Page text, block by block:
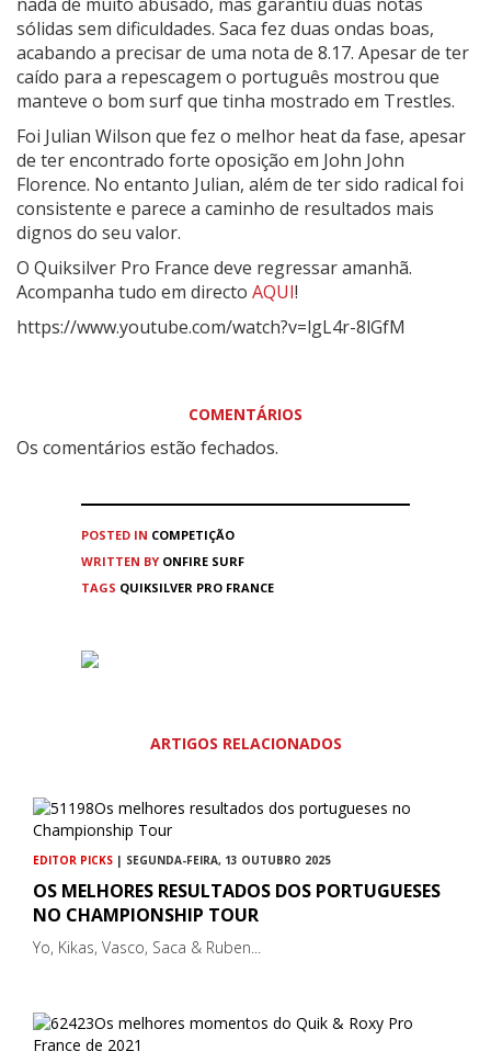
sólidas sem dificuldades. Saca fez duas ondas boas,
acabando a precisar de uma nota de 8.17. Apesar de ter
caído para a repescagem o português mostrou que
manteve o bom surf que tinha mostrado em Trestles.
Foi Julian Wilson que fez o melhor heat da fase, apesar
de ter encontrado forte oposição em John John
Florence. No entanto Julian, além de ter sido radical foi
consistente e parece a caminho de resultados mais
dignos do seu valor.
O Quiksilver Pro France deve regressar amanhã.
Acompanha tudo em directo AQUI!
https://www.youtube.com/watch?v=lgL4r-8lGfM
COMENTÁRIOS
Os comentários estão fechados.
POSTED IN COMPETIÇÃO
WRITTEN BY ONFIRE SURF
TAGS QUIKSILVER PRO FRANCE
ARTIGOS RELACIONADOS
EDITOR PICKS | SEGUNDA-FEIRA, 13 OUTUBRO 2025
OS MELHORES RESULTADOS DOS PORTUGUESES
NO CHAMPIONSHIP TOUR
Yo, Kikas, Vasco, Saca & Ruben...